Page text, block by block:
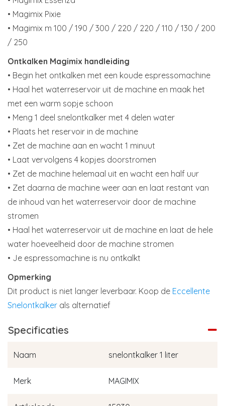
• Magimix Pixie
• Magimix m 100 / 190 / 300 / 220 / 220 / 110 / 130 / 200
/ 250
Ontkalken Magimix handleiding
• Begin het ontkalken met een koude espressomachine
• Haal het waterreservoir uit de machine en maak het
met een warm sopje schoon
• Meng 1 deel snelontkalker met 4 delen water
• Plaats het reservoir in de machine
• Zet de machine aan en wacht 1 minuut
• Laat vervolgens 4 kopjes doorstromen
• Zet de machine helemaal uit en wacht een half uur
• Zet daarna de machine weer aan en laat restant van
de inhoud van het waterreservoir door de machine
stromen
• Haal het waterreservoir uit de machine en laat de hele
water hoeveelheid door de machine stromen
• Je espressomachine is nu ontkalkt
Opmerking
Dit product is niet langer leverbaar. Koop de Eccellente
Snelontkalker als alternatief
Specificaties
Naam snelontkalker 1 liter
Merk MAGIMIX